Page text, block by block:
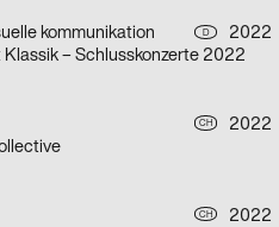
kommunikation D
2022
Klassik – Schlusskonzerte 2022
CH
2022
CH
2022